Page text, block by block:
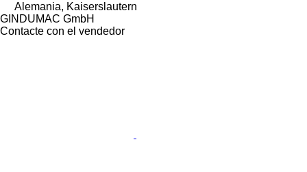
Alemania, Kaiserslautern
GINDUMAC GmbH
Contacte con el vendedor